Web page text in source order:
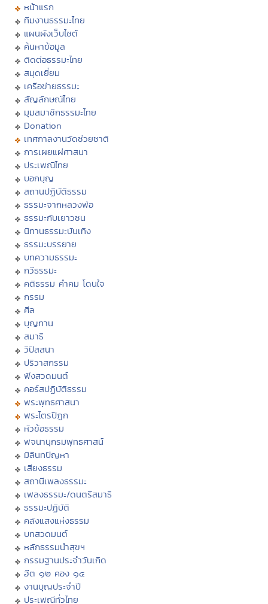
หน้าแรก
ทีมงานธรรมะไทย
แผนผังเว็บไซต์
ค้นหาข้อมูล
ติดต่อธรรมะไทย
สมุดเยี่ยม
เครือข่ายธรรมะ
สัญลักษณ์ไทย
มุมสมาชิกธรรมะไทย
Donation
เทศกาลงานวัดช่วยชาติ
การเผยแผ่ศาสนา
ประเพณีไทย
บอกบุญ
สถานปฏิบัติธรรม
ธรรมะจากหลวงพ่อ
ธรรมะกับเยาวชน
นิทานธรรมะบันเทิง
ธรรมะบรรยาย
บทความธรรมะ
กวีธรรมะ
คติธรรม คำคม โดนใจ
กรรม
ศีล
บุญทาน
สมาธิ
วิปัสสนา
ปริวาสกรรม
ฟังสวดมนต์
คอร์สปฏิบัติธรรม
พระพุทธศาสนา
พระไตรปิฏก
หัวข้อธรรม
พจนานุกรมพุทธศาสน์
มิลินทปัญหา
เสียงธรรม
สถานีเพลงธรรมะ
เพลงธรรมะ/ดนตรีสมาธิ
ธรรมะปฏิบัติ
คลังแสงแห่งธรรม
บทสวดมนต์
หลักธรรมนำสุขฯ
กรรมฐานประจำวันเกิด
ฮีต ๑๒ คอง ๑๔
งานบุญประจำปี
ประเพณีทั่วไทย